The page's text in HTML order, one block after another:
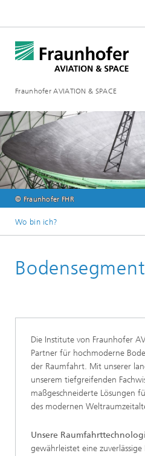
Fraunhofer AVIATION & SPACE
© Fraunhofer FHR
Wo bin ich?
Technologiefelder
Die Institute von Fraunhofer
Partner für hochmoderne
der Raumfahrt. Mit unserer
unserem tiefgreifenden
maßgeschneiderte Lösungen
des modernen
Unsere
gewährleistet eine